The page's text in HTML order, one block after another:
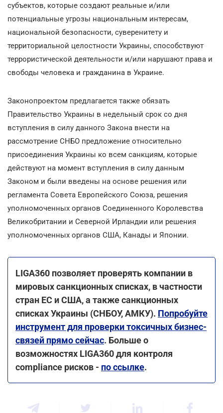
субъектов, которые создают реальные и/или
потенциальные угрозы национальным интересам,
национальной безопасности, суверенитету и
территориальной целостности Украины, способствуют
террористической деятельности и/или нарушают права и
свободы человека и гражданина в Украине.
Законопроектом предлагается также обязать
Правительство Украины в недельный срок со дня
вступления в силу данного Закона внести на
рассмотрение СНБО предложение относительно
присоединения Украины ко всем санкциям, которые
действуют на момент вступления в силу данным
Законом и были введены на основе решения или
регламента Совета Европейского Союза, решения
уполномоченных органов Соединенного Королевства
Великобритании и Северной Ирландии или решения
уполномоченных органов США, Канады и Японии.
LIGA360 позволяет проверять компании в
мировых санкционных списках, в частности
стран ЕС и США, а также санкционных
списках Украины (СНБОУ, АМКУ). Попробуйте
инструмент для проверки токсичных бизнес-
связей прямо сейчас. Больше о
возможностях LIGA360 для контроля
compliance рисков - по ссылке.